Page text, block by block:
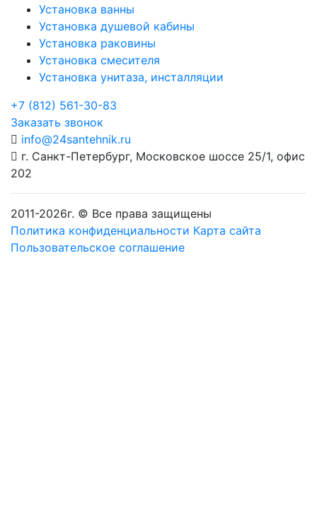
Установка ванны
Установка душевой кабины
Установка раковины
Установка смесителя
Установка унитаза, инсталляции
+7 (812) 561-30-83
Заказать звонок
info@24santehnik.ru
г. Санкт-Петербург, Московское шоссе 25/1, офис
202
2011-2026г. © Все права защищены
Политика конфиденциальности Карта сайта
Пользовательское соглашение